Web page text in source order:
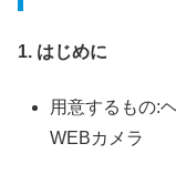
1. はじめに
用意するもの:
WEBカメラ